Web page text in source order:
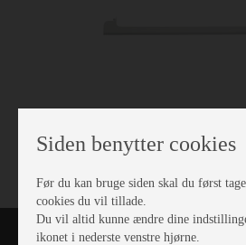
Siden benytter cookies
Før du kan bruge siden skal du først
cookies du vil tillade.
Du vil altid kunne ændre dine
ikonet i nederste venstre hjørne.